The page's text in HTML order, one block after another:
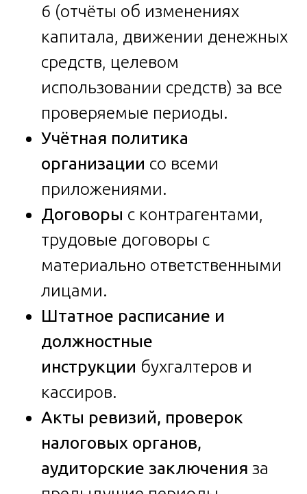
6 (отчёты об изменениях
капитала, движении денежных
средств, целевом
использовании средств) за все
проверяемые периоды.
Учётная политика
организации со всеми
приложениями.
Договоры с контрагентами,
трудовые договоры с
материально ответственными
лицами.
Штатное расписание и
должностные
инструкции бухгалтеров и
кассиров.
Акты ревизий, проверок
налоговых органов,
аудиторские заключения за